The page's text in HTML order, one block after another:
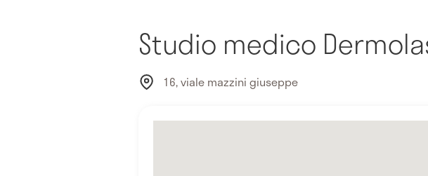
Studio medico
16, viale mazzini giuseppe